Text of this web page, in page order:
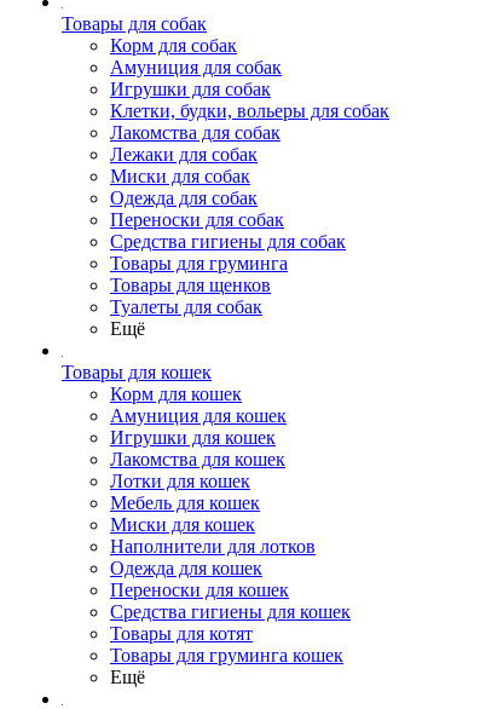
Товары для собак
Корм для собак
Амуниция для собак
Игрушки для собак
Клетки, будки, вольеры для собак
Лакомства для собак
Лежаки для собак
Миски для собак
Одежда для собак
Переноски для собак
Средства гигиены для собак
Товары для груминга
Товары для щенков
Туалеты для собак
Ещё
Товары для кошек
Корм для кошек
Амуниция для кошек
Игрушки для кошек
Лакомства для кошек
Лотки для кошек
Мебель для кошек
Миски для кошек
Наполнители для лотков
Одежда для кошек
Переноски для кошек
Средства гигиены для кошек
Товары для котят
Товары для груминга кошек
Ещё